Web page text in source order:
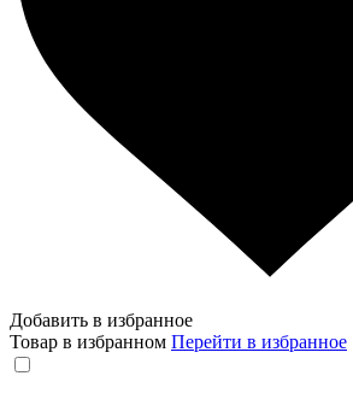
Добавить в избранное
Товар в избранном Перейти в избранное